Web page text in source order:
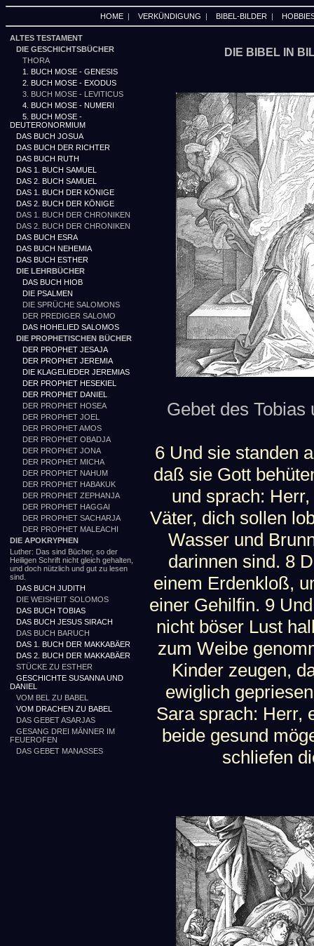
HOME| VERKÜNDIGUNG | BIBEL-BILDER |
ALTES TESTAMENT
DIE GESCHICHTSBÜCHER
THORA
1. BUCH MOSE - GENESIS
2. BUCH MOSE - EXODUS
3. BUCH MOSE - LEVITICUS
4. BUCH MOSE - NUMERI
5. BUCH MOSE -
DEUTERONORMIUM
DAS BUCH JOSUA
DAS BUCH DER RICHTER
DAS BUCH RUTH
DAS 1. BUCH SAMUEL
DAS 2. BUCH SAMUEL
DAS 1. BUCH DER KÖNIGE
DAS 2. BUCH DER KÖNIGE
DAS 1. BUCH DER CHRONIKEN
DAS 2. BUCH DER CHRONIKEN
DAS BUCH ESRA
DAS BUCH NEHEMIA
DAS BUCH ESTHER
DIE LEHRBÜCHER
DAS BUCH HIOB
DIE PSALMEN
DIE SPRÜCHE SALOMONS
DER PREDIGER SALOMO
DAS HOHELIED SALOMOS
DIE PROPHETISCHEN BÜCHER
DER PROPHET JESAJA
DER PROPHET JEREMIA
DIE KLAGELIEDER JEREMIAS
DER PROPHET HESEKIEL
DER PROPHET DANIEL
DER PROPHET HOSEA
DER PROPHET JOEL
DER PROPHET AMOS
DER PROPHET OBADJA
DER PROPHET JONA
DER PROPHET MICHA
DER PROPHET NAHUM
DER PROPHET HABAKUK
DER PROPHET ZEPHANJA
DER PROPHET HAGGAI
DER PROPHET SACHARJA
DER PROPHET MALEACHI
DIE APOKRYPHEN
Luther: Das sind Bücher, so der
Heiligen Schrift nicht gleich gehalten,
und doch nützlich und gut zu lesen
sind.
DAS BUCH JUDITH
DIE WEISHEIT SOLOMOS
DAS BUCH TOBIAS
DAS BUCH JESUS SIRACH
DAS BUCH BARUCH
DAS 1. BUCH DER MAKKABÄER
DAS 2. BUCH DER MAKKABÄER
STÜCKE ZU ESTHER
GESCHICHTE SUSANNA UND
DANIEL
VOM BEL ZU BABEL
VOM DRACHEN ZU BABEL
DAS GEBET ASARJAS
GESANG DREI MÄNNER IM
FEUEROFEN
DAS GEBET MANASSES
DIE BIBEL IN
Gebet des Tobias
6 Und sie standen
daß sie Gott
und sprach:
Väter, dich sollen
Wasser und
darinnen sind. 8
einem Erdenkloß,
einer Gehilfin. 9
nicht böser Lust
zum Weibe
Kinder zeugen,
ewiglich
Sara sprach: Herr,
beide gesund
schliefen